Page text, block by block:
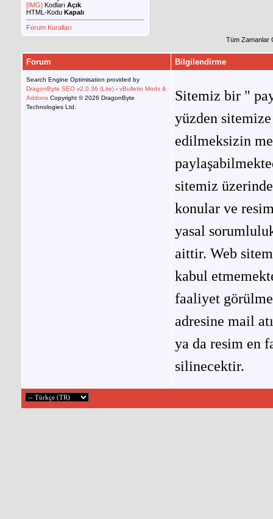
[IMG] Kodları Açık
HTML-Kodu Kapalı
Forum Kuralları
Tüm Zamanlar
Forum Bilgilendirme
Search Engine Optimisation provided by
DragonByte SEO v2.0.36 (Lite) - vBulletin Mods &
Addons Copyright © 2026 DragonByte
Technologies Ltd.
Sitemiz bir "
yüzden
edilmeksizin
sitemiz
konular ve
yasal
aittir. Web
kabul
faaliyet
adresine mail
ya da resim en
silinecektir.